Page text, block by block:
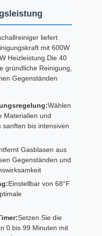
liefert
mit 600W
Heizleistung.Die 40
gründliche Reinigung,
Gegenständen
Wählen
Materialien und
sanften bis intensiven
Gasblasen aus
Gegenständen und
Einstellbar von 68°F
Setzen Sie die
0 bis 99 Minuten mit